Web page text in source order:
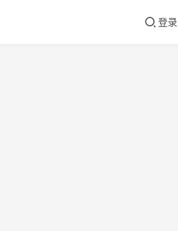
登录